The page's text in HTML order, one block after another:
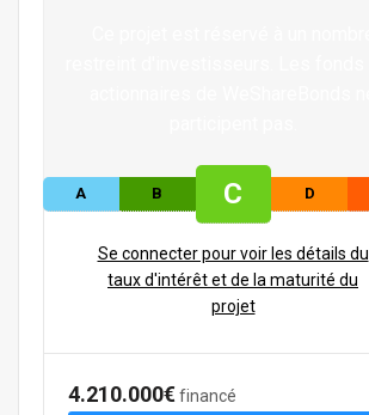
A B C D
Se connecter pour voir les détails du
taux d'intérêt et de la maturité du
projet
4.210.000€financé